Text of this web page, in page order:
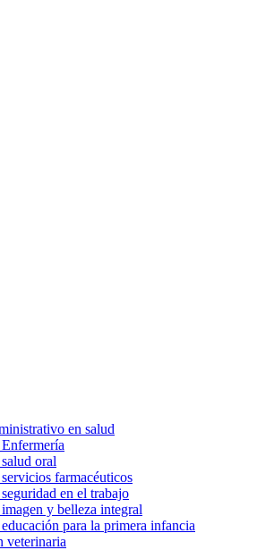
en salud
oral
farmacéuticos
en el trabajo
y belleza integral
para la primera infancia
veterinaria